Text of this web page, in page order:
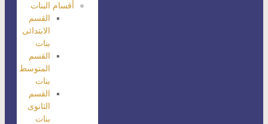
أقسام البنات
القسم
الابتدائى
بنات
القسم
المتوسط
بنات
القسم
الثانوى
بنات